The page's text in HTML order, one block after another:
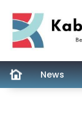
content
News